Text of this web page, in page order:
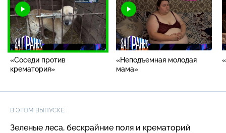
«Соседи против
крематория»
«Неподъемная молодая
мама»
В ЭТОМ ВЫПУСКЕ:
Зеленые леса, бескрайние поля и крематорий